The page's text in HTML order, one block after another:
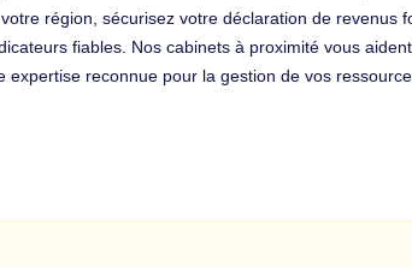
région, sécurisez votre déclaration de revenus
fiables. Nos cabinets à proximité vous
reconnue pour la gestion de vos